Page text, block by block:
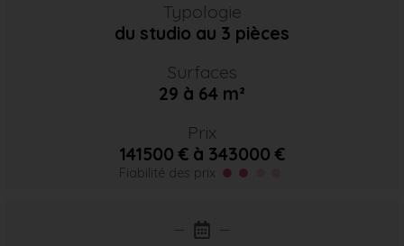
Typologie
du studio au 3 pièces
Surfaces
29 à 64 m²
Prix
141500 € à 343000 €
Fiabilité des prix